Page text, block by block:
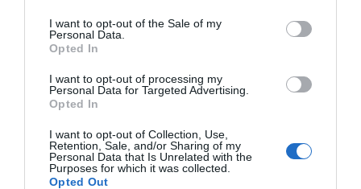
I want to opt-out of the Sale of my
Personal Data.
Opted In
I want to opt-out of processing my
Personal Data for Targeted Advertising.
Opted In
I want to opt-out of Collection, Use,
Retention, Sale, and/or Sharing of my
Personal Data that Is Unrelated with the
Purposes for which it was collected.
Opted Out
Enormes minucias
por Eulogio López